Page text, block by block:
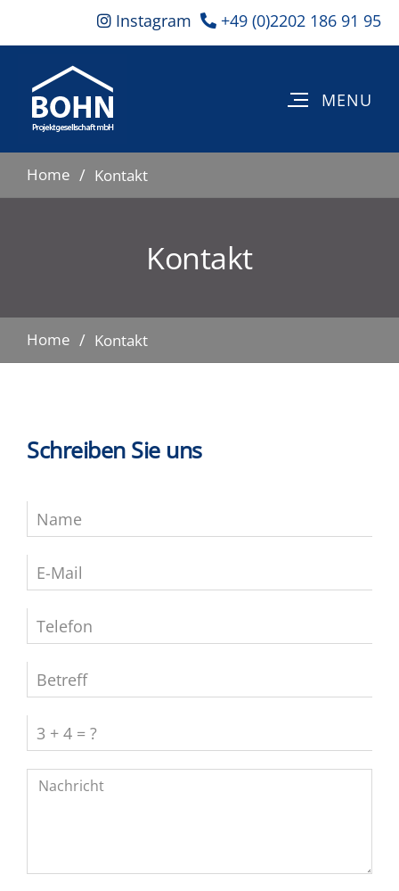
Instagram +49 (0)2202 186 91 95
Home Kontakt
Kontakt
Home Kontakt
Schreiben Sie uns